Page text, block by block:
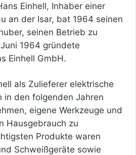
Einhell, Inhaber einer
an der Isar, bat 1964 seinen
seinen Betrieb zu
1964 gründete
Einhell GmbH.
als Zulieferer elektrische
in den folgenden Jahren
eigene Werkzeuge und
Hausgebrauch zu
Produkte waren
Schweißgeräte sowie